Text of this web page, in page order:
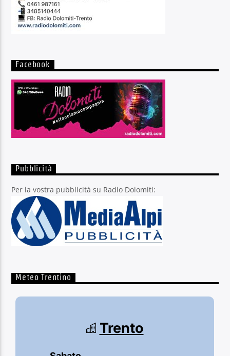
Facebook
Pubblicità
Per la vostra pubblicità su Radio Dolomiti:
Meteo Trentino